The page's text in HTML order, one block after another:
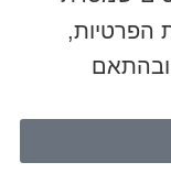
הפרטיות,
(כולל תיקון 13), ובהתאם